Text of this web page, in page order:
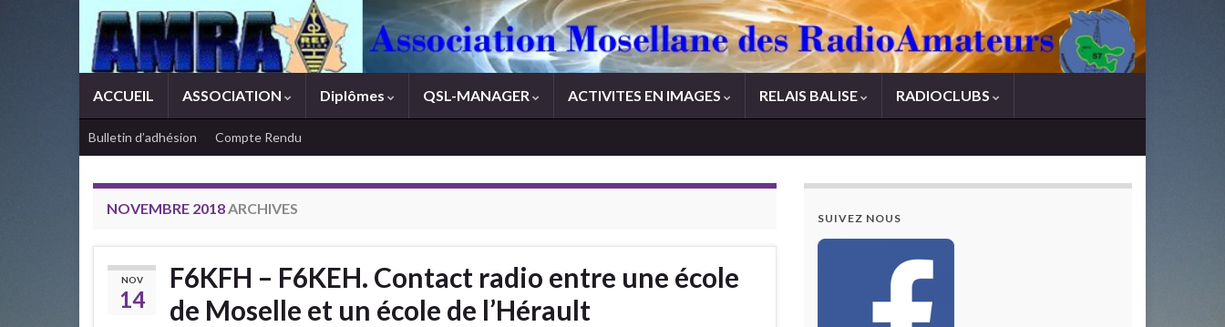
ACCUEIL ASSOCIATION Diplômes QSL-MANAGER ACTIVITES EN IMAGES RELAIS BALISE RADIOCLUBS
Bulletin d’adhésion Compte Rendu
NOVEMBRE 2018ARCHIVES
NOV
14
F6KFH – F6KEH. Contact radio entre une école
de Moselle et un école de l’Hérault
SUIVEZ NOUS